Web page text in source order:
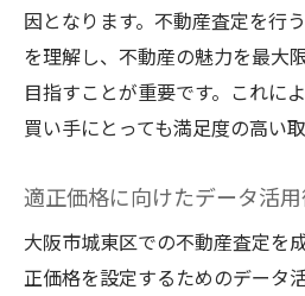
因となります。不動産査定を行
を理解し、不動産の魅力を最大
目指すことが重要です。これに
買い手にとっても満足度の高い
適正価格に向けたデータ活
大阪市城東区での不動産査定を
正価格を設定するためのデータ